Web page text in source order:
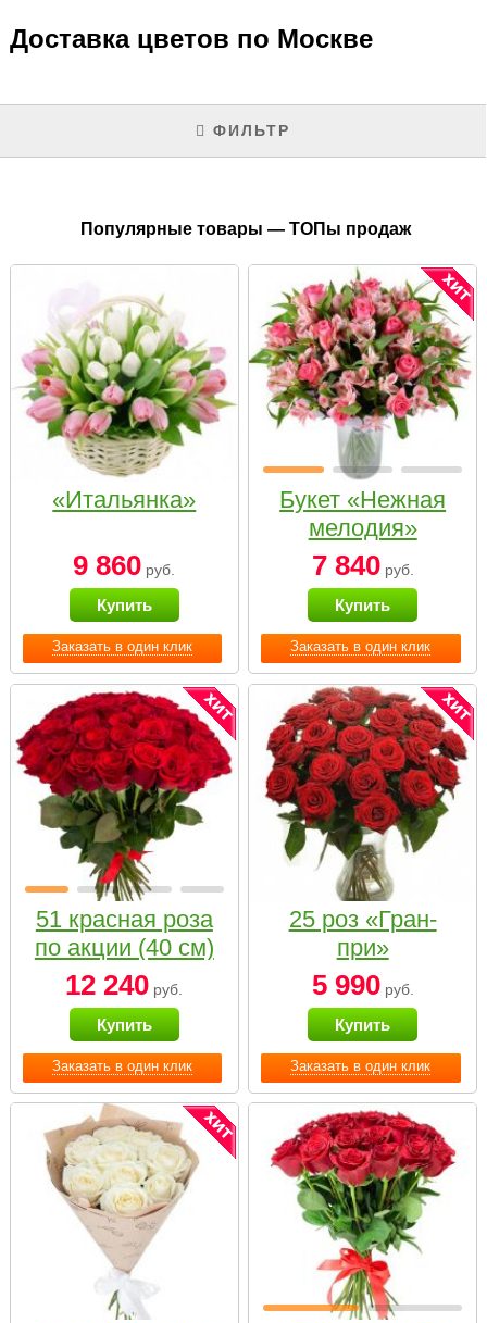
Доставка цветов по Москве
ФИЛЬТР
Популярные товары — ТОПы продаж
Заказать в один клик
«Итальянка»
9 860 руб.
Купить
Заказать в один клик
Букет «Нежная
мелодия»
7 840руб.
Купить
Заказать в один клик
51 красная роза
по акции (40 см)
12 240 руб.
Купить
Заказать в один клик
25 роз «Гран-
при»
5 990руб.
Купить